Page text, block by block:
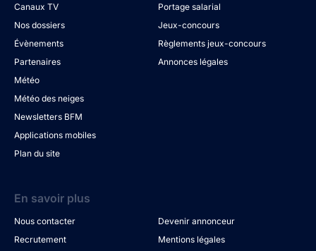
Canaux TV
Nos dossiers
Évènements
Partenaires
Météo
Météo des neiges
Newsletters BFM
Applications mobiles
Plan du site
Portage salarial
Jeux-concours
Règlements jeux-concours
Annonces légales
En savoir plus
Nous contacter
Devenir annonceur
Recrutement
Mentions légales